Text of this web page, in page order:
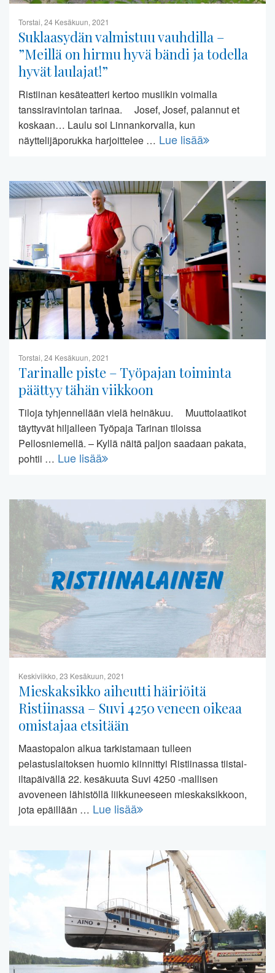
Torstai, 24 Kesäkuun, 2021
Suklaasydän valmistuu vauhdilla –
”Meillä on hirmu hyvä bändi ja todella
hyvät laulajat!”
Ristiinan kesäteatteri kertoo musiikin voimalla
tanssiravintolan tarinaa. Josef, Josef, palannut et
koskaan… Laulu soi Linnankorvalla, kun
näyttelijäporukka harjoittelee … Lue lisää
Torstai, 24 Kesäkuun, 2021
Tarinalle piste – Työpajan toiminta
päättyy tähän viikkoon
Tiloja tyhjennellään vielä heinäkuu. Muuttolaatikot
täyttyvät hiljalleen Työpaja Tarinan tiloissa
Pellosniemellä. – Kyllä näitä paljon saadaan pakata,
pohtii … Lue lisää
Keskiviikko, 23 Kesäkuun, 2021
Mieskaksikko aiheutti häiriöitä
Ristiinassa – Suvi 4250 veneen oikeaa
omistajaa etsitään
Maastopalon alkua tarkistamaan tulleen
pelastuslaitoksen huomio kiinnittyi Ristiinassa tiistai-
iltapäivällä 22. kesäkuuta Suvi 4250 -mallisen
avoveneen lähistöllä liikkuneeseen mieskaksikkoon,
jota epäillään … Lue lisää